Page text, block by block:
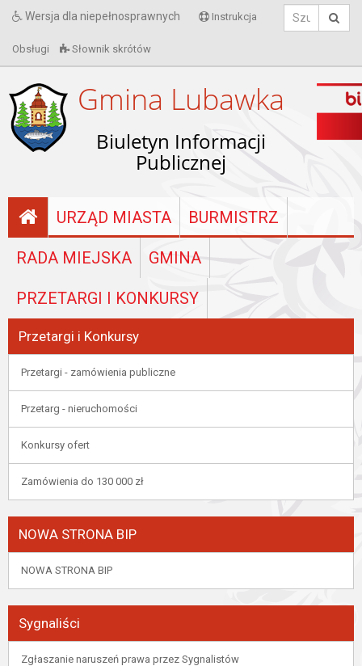
Wersja dla niepełnosprawnych Instrukcja
Obsługi Słownik skrótów
Gmina Lubawka
Biuletyn Informacji
Publicznej
URZĄD MIASTA BURMISTRZ
RADA MIEJSKA GMINA
PRZETARGI I KONKURSY
Przetargi i Konkursy
Przetargi - zamówienia publiczne
Przetarg - nieruchomości
Konkursy ofert
Zamówienia do 130 000 zł
NOWA STRONA BIP
NOWA STRONA BIP
Sygnaliści
Zgłaszanie naruszeń prawa przez Sygnalistów